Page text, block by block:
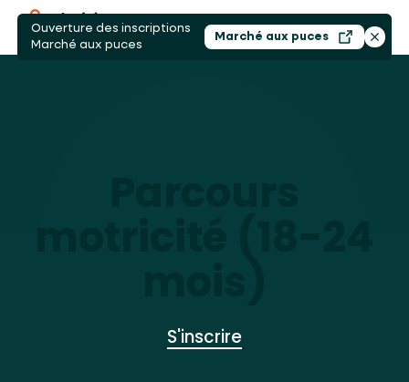
Ouverture des inscriptions
Marché aux puces
Marché aux pucesOuvrir dans un
S'inscrire